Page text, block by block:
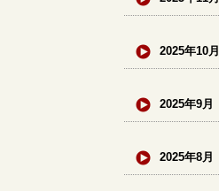
2025年10月
2025年9月
2025年8月